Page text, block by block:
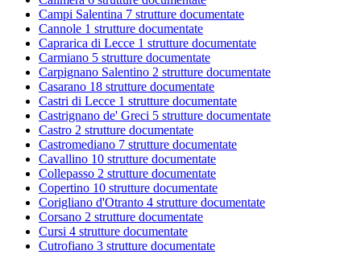
Campi Salentina 7 strutture documentate
Cannole 1 strutture documentate
Caprarica di Lecce 1 strutture documentate
Carmiano 5 strutture documentate
Carpignano Salentino 2 strutture documentate
Casarano 18 strutture documentate
Castri di Lecce 1 strutture documentate
Castrignano de' Greci 5 strutture documentate
Castro 2 strutture documentate
Castromediano 7 strutture documentate
Cavallino 10 strutture documentate
Collepasso 2 strutture documentate
Copertino 10 strutture documentate
Corigliano d'Otranto 4 strutture documentate
Corsano 2 strutture documentate
Cursi 4 strutture documentate
Cutrofiano 3 strutture documentate